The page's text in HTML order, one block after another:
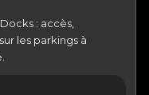
: accès,
les parkings à